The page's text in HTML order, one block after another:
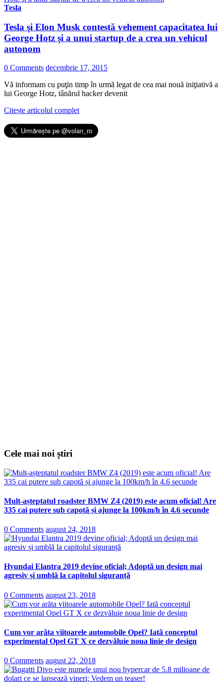
Tesla
Tesla şi Elon Musk contestă vehement capacitatea lui
George Hotz şi a unui startup de a crea un vehicul
autonom
0 Comments decembrie 17, 2015
Vă informam cu puţin timp în urmă legat de cea mai nouă iniţiativă a
lui George Hotz, tânărul hacker devenit
Citește articolul complet
Cele mai noi știri
Mult-așteptatul roadster BMW Z4 (2019) este acum oficial! Are
335 cai putere sub capotă și ajunge la 100km/h în 4.6 secunde
0 Comments august 24, 2018
Hyundai Elantra 2019 devine oficial; Adoptă un design mai
agresiv și umblă la capitolul siguranță
0 Comments august 23, 2018
Cum vor arăta viitoarele automobile Opel? Iată conceptul
experimental Opel GT X ce dezvăluie noua linie de design
0 Comments august 22, 2018